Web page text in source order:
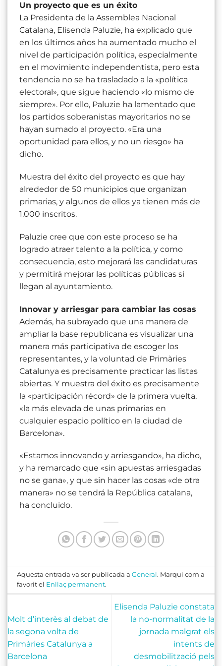
Un proyecto que es un éxito
La Presidenta de la Assemblea Nacional
Catalana, Elisenda Paluzie, ha explicado que
en los últimos años ha aumentado mucho el
nivel de participación política, especialmente
en el movimiento independentista, pero esta
tendencia no se ha trasladado a la «política
electoral», que sigue haciendo «lo mismo de
siempre». Por ello, Paluzie ha lamentado que
los partidos soberanistas mayoritarios no se
hayan sumado al proyecto. «Era una
oportunidad para ellos, y no un riesgo» ha
dicho.
Muestra del éxito del proyecto es que hay
alrededor de 50 municipios que organizan
primarias, y algunos de ellos ya tienen más de
1.000 inscritos.
Paluzie cree que con este proceso se ha
logrado atraer talento a la política, y como
consecuencia, esto mejorará las candidaturas
y permitirá mejorar las políticas públicas si
llegan al ayuntamiento.
Innovar y arriesgar para cambiar las cosas
Además, ha subrayado que una manera de
ampliar la base republicana es visualizar una
manera más participativa de escoger los
representantes, y la voluntad de Primàries
Catalunya es precisamente practicar las listas
abiertas. Y muestra del éxito es precisamente
la «participación récord» de la primera vuelta,
«la más elevada de unas primarias en
cualquier espacio político en la ciudad de
Barcelona».
«Estamos innovando y arriesgando», ha dicho,
y ha remarcado que «sin apuestas arriesgadas
no se gana», y que sin hacer las cosas «de otra
manera» no se tendrá la República catalana,
ha concluido.
Aquesta entrada va ser publicada aGeneral. Marqui com a
favorit el Enllaç permanent.
Molt d’interès al debat de
la segona volta de
Primàries Catalunya a
Barcelona
Elisenda Paluzie constata
la no-normalitat de la
jornada malgrat els
intents de
desmobilització pels